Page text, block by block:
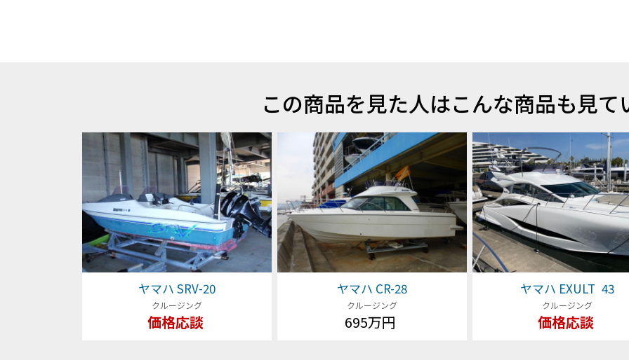
この商品を見た人はこんな商品も見て
ヤマハ SRV-20
クルージング
価格応談
ヤマハ CR-28
クルージング
695万円
ヤマハ EXULT 43
クルージング
価格応談